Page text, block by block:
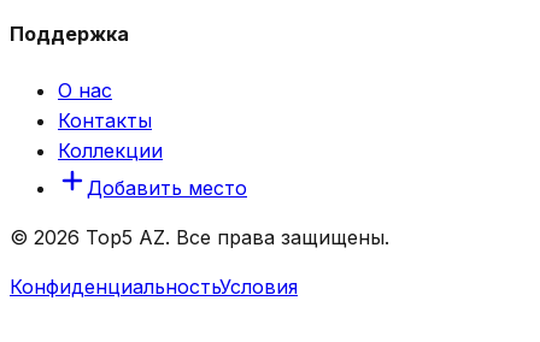
Поддержка
О нас
Контакты
Коллекции
Добавить место
© 2026 Top5 AZ. Все права защищены.
КонфиденциальностьУсловия